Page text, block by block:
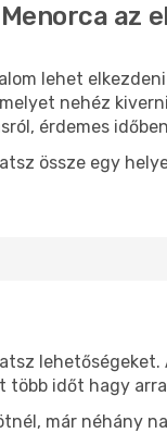
az
lehet
nehéz
érdemes
össze egy
időt hagy
már néhány